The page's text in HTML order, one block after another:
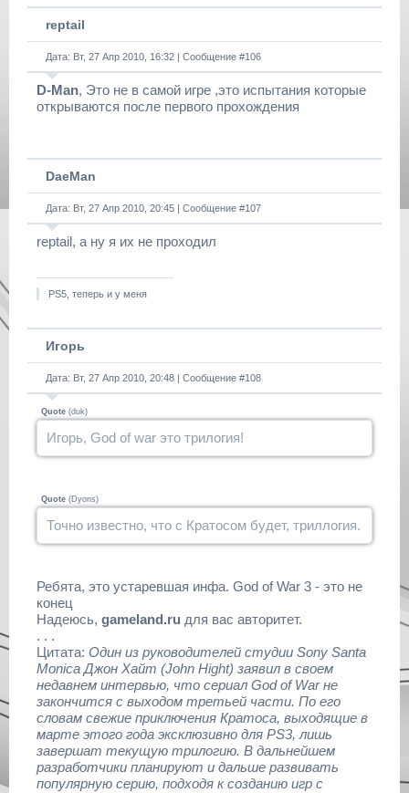
reptail
Дата: Вт, 27 Апр 2010, 16:32 | Сообщение #106
D-Man, Это не в самой игре ,это испытания которые
открываются после первого прохождения
DaeMan
Дата: Вт, 27 Апр 2010, 20:45 | Сообщение #107
reptail, a ну я их нe проходил
PS5, теперь и у меня
Игорь
Дата: Вт, 27 Апр 2010, 20:48 | Сообщение #108
Quote (duk)
Игорь, God of war это трилогия!
Quote (Dyons)
Точно известно, что с Кратосом будет, триллогия.
Ребята, это устаревшая инфа. God of War 3 - это не
конец
Надеюсь, gameland.ru для вас авторитет.
. . .
Цитата: Один из руководителей студии Sony Santa
Monica Джон Хайт (John Hight) заявил в своем
недавнем интервью, что сериал God of War не
закончится с выходом третьей части. По его
словам свежие приключения Кратоса, выходящие в
марте этого года эксклюзивно для PS3, лишь
завершат текущую трилогию. В дальнейшем
разработчики планируют и дальше развивать
популярную серию, подходя к созданию игр с